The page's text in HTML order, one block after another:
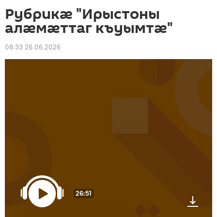
Рубрикæ "Ирыстоны
алæмæттаг къуымтæ"
08:33 26.06.2026
26:51